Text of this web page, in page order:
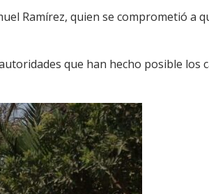
Ramírez, quien se comprometió a
que han hecho posible los